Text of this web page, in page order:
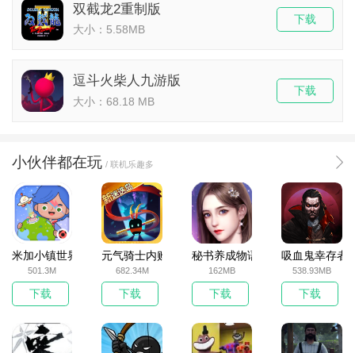
双截龙2重制版
大小：5.58MB
下载
逗斗火柴人九游版
大小：68.18 MB
下载
小伙伴都在玩 / 联机乐趣多
米加小镇世界2025官方版
501.3M
下载
元气骑士内购破解版
682.34M
下载
秘书养成物语
162MB
下载
吸血鬼幸存者
538.93MB
下载